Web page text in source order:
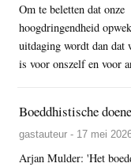
Om te beletten dat
hoogdringendheid
uitdaging wordt dan dat
is voor onszelf en voor
Boeddhistische
gastauteur - 17 mei
Arjan Mulder: 'Het